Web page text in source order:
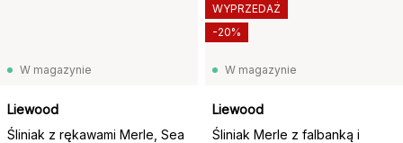
W magazynie
Liewood
Śliniak z rękawami Merle, Sea
W magazynie
Liewood
Śliniak Merle z falbanką i
WYPRZEDAŻ
-20%